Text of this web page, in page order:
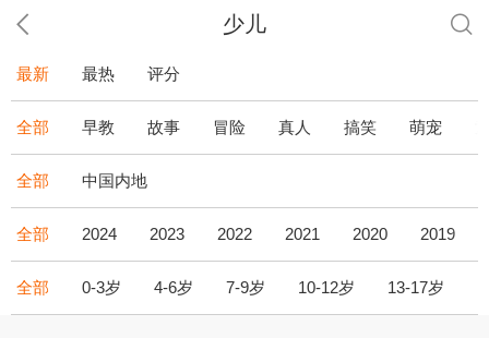
少儿
最新 最热 评分
全部 早教 故事 冒险 真人 搞笑 萌宠
全部 中国内地
全部 2024 2023 2022 2021 2020 2019
全部 0-3岁 4-6岁 7-9岁 10-12岁 13-17岁